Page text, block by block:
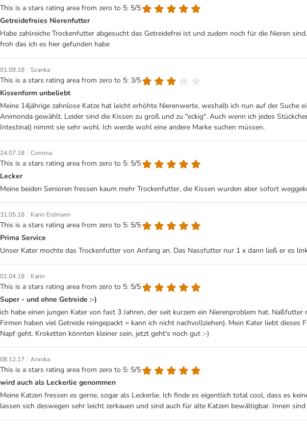
This is a stars rating area from zero to 5: 5/5
Getreidefreies Nierenfutter
Habe zahlreiche Trockenfutter abgesucht das Getreidefrei ist und zudem noch für die Nieren
froh das ich es hier gefunden habe
01.09.18 | Szanka
This is a stars rating area from zero to 5: 3/5
Kissenform unbeliebt
Meine 14jährige zahnlose Katze hat leicht erhöhte Nierenwerte, weshalb ich nun auf der
Animonda gewählt. Leider sind die Kissen zu groß und zu "eckig". Auch wenn ich jedes
Intestinal) nimmt sie sehr wohl. Ich werde wohl eine andere Marke suchen müssen.
24.07.18 | Corinna
This is a stars rating area from zero to 5: 5/5
Lecker
Meine beiden Senioren fressen kaum mehr Trockenfutter, die Kissen wurden aber sofort
31.05.18 | Karin Erdmann
This is a stars rating area from zero to 5: 5/5
Prima Service
Unser Kater mochte das Trockenfutter von Anfang an. Das Nassfutter nur 1 x dann ließ er es
01.04.18 | Karin
This is a stars rating area from zero to 5: 5/5
Super - und ohne Getreide :-)
ich habe einen jungen Kater von fast 3 Jahren, der seit kurzem ein Nierenproblem hat.
Firmen haben viel Getreide reingepackt = kann ich nicht nachvollziehen). Mein Kater liebt
Napf geht. Kroketten könnten kleiner sein, jetzt geht's noch gut :-)
08.12.17 | Annika
This is a stars rating area from zero to 5: 5/5
wird auch als Leckerlie genommen
Meine Katzen fressen es gerne, sogar als Leckerlie. Ich finde es eigentlich total cool, dass es
lassen sich deswegen sehr leicht zerkauen und sind auch für alte Katzen bewältigbar. Innen